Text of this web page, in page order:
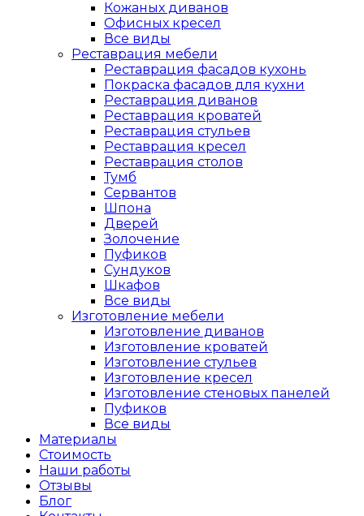
Кожаных диванов
Офисных кресел
Все виды
Реставрация мебели
Реставрация фасадов кухонь
Покраска фасадов для кухни
Реставрация диванов
Реставрация кроватей
Реставрация стульев
Реставрация кресел
Реставрация столов
Тумб
Сервантов
Шпона
Дверей
Золочение
Пуфиков
Сундуков
Шкафов
Все виды
Изготовление мебели
Изготовление диванов
Изготовление кроватей
Изготовление стульев
Изготовление кресел
Изготовление стеновых панелей
Пуфиков
Все виды
Материалы
Стоимость
Наши работы
Отзывы
Блог